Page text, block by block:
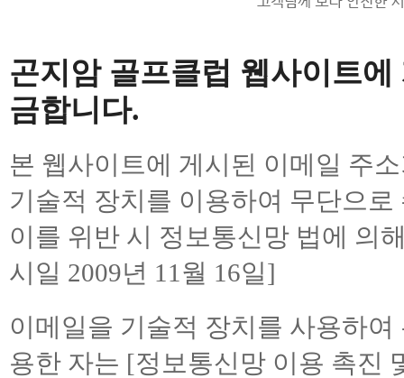
곤지암 골프클럽 웹사이트
금합니다.
본 웹사이트에 게시된 이메일 주
기술적 장치를 이용하여 무단으
이를 위반 시 정보통신망 법에 의
시일 2009년 11월 16일]
이메일을 기술적 장치를 사용하
용한 자는 [정보통신망 이용 촉진